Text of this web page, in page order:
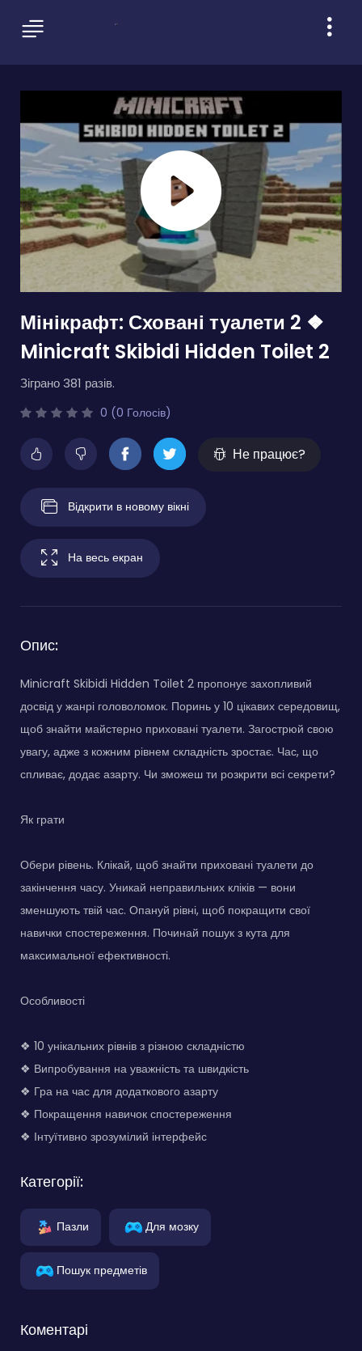
Мінікрафт: Сховані туалети 2 ❖
Minicraft Skibidi Hidden Toilet 2
Зіграно 381 разів.
0 (0 Голосів)
Не працює?
Відкрити в новому вікні
На весь екран
Опис:
Minicraft Skibidi Hidden Toilet 2 пропонує захопливий
досвід у жанрі головоломок. Поринь у 10 цікавих середовищ,
щоб знайти майстерно приховані туалети. Загострюй свою
увагу, адже з кожним рівнем складність зростає. Час, що
спливає, додає азарту. Чи зможеш ти розкрити всі секрети?
Як грати
Обери рівень. Клікай, щоб знайти приховані туалети до
закінчення часу. Уникай неправильних кліків — вони
зменшують твій час. Опануй рівні, щоб покращити свої
навички спостереження. Починай пошук з кута для
максимальної ефективності.
Особливості
❖ 10 унікальних рівнів з різною складністю
❖ Випробування на уважність та швидкість
❖ Гра на час для додаткового азарту
❖ Покращення навичок спостереження
❖ Інтуїтивно зрозумілий інтерфейс
Категорії:
Пазли Для мозку
Пошук предметів
Коментарі